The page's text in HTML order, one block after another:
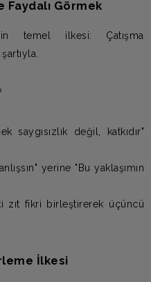
Faydalı Görmek
temel ilkesi: Çatışma
saygısızlık değil, katkıdır"
yerine "Bu yaklaşımın
zıt fikri birleştirerek üçüncü
İlkesi